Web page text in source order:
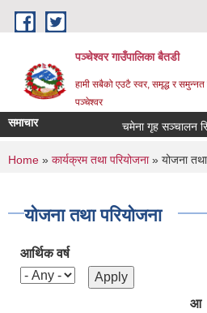
Skip to main content
पञ्चेश्वर गाउँपालिका बैतडी
हामी सबैको एउटै स्वर, समृद्ध र
पञ्चेश्वर
समाचार चमेना गृह सञ्‍चालन
You are here
Home » कार्यक्रम तथा परियोजना» योजना तथा
योजना तथा परियोजना
आर्थिक वर्ष
आ